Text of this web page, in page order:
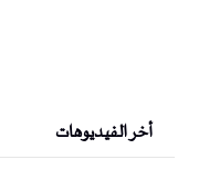
أخر الفيديوهات